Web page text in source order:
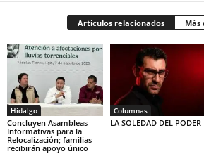
Artículos relacionados Más
Hidalgo
Concluyen Asambleas
Informativas para la
Relocalización; familias
recibirán apoyo único
Columnas
LA SOLEDAD DEL PODER